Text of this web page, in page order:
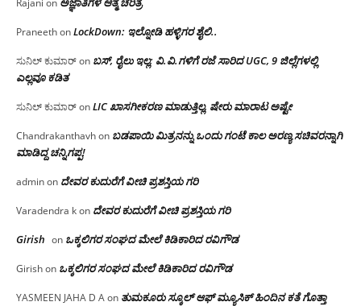
PraneethonLockDown: ಇಲ್ನೋಡಿ ಹಳ್ಳಿಗರ ಶೈಲಿ..
ಸುನಿಲ್ ಕುಮಾರ್on ಬಸ್, ರೈಲು ಇಲ್ಲ; ವಿ.ವಿ.ಗಳಿಗೆ ರಜೆ ಸಾರಿದ UGC, 9 ಜಿಲ್ಲೆಗಳಲ್ಲಿ
ಎಲ್ಲವೂ ಕಡಿತ
ಸುನಿಲ್ ಕುಮಾರ್onLIC ಖಾಸಗೀಕರಣ ಮಾಡುತ್ತಿಲ್ಲ, ಷೇರು ಮಾರಾಟ ಅಷ್ಟೇ
Chandrakanthavhon ಬಡಪಾಯಿ ಮಿತ್ರನನ್ನು ಒಂದು ಗಂಟೆ ಕಾಲ ಅರಣ್ಯ ಸಚಿವರನ್ನಾಗಿ
ಮಾಡಿದ್ದ ಚನ್ನಿಗಪ್ಪ!
adminon ದೇವರ ಕುದುರೆಗೆ ವೀಚಿ ಪ್ರಶಸ್ತಿಯ ಗರಿ
Varadendra kon ದೇವರ ಕುದುರೆಗೆ ವೀಚಿ ಪ್ರಶಸ್ತಿಯ ಗರಿ
Girish on ಒಕ್ಕಲಿಗರ ಸಂಘದ ಮೇಲೆ ಕಿಡಿಕಾರಿದ ರವಿಗೌಡ
Girishon ಒಕ್ಕಲಿಗರ ಸಂಘದ ಮೇಲೆ ಕಿಡಿಕಾರಿದ ರವಿಗೌಡ
YASMEEN JAHA D Aon ತುಮಕೂರು ಸ್ಕೂಲ್ ಆಫ್ ಮ್ಯೂಸಿಕ್ ಹಿಂದಿನ ಕತೆ ಗೊತ್ತಾ